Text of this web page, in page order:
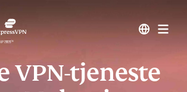
VPN-tjeneste